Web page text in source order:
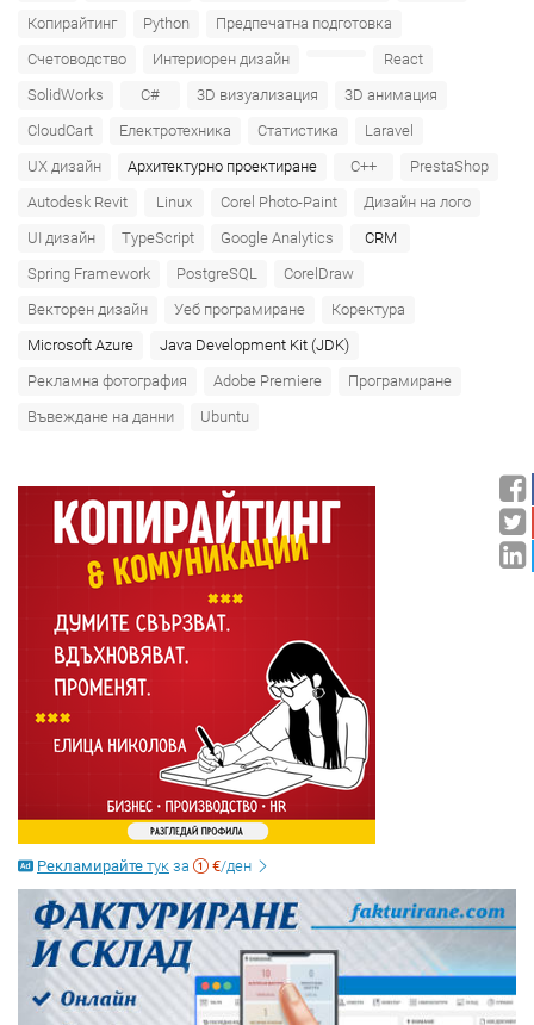
Копирайтинг
Python
Предпечатна подготовка
Счетоводство
Интериорен дизайн
React
SolidWorks
C# 3D визуализация
3D анимация
CloudCart
Електротехника Статистика
Laravel
UX дизайн
Архитектурно проектиране C++
PrestaShop
Autodesk Revit
Linux Corel Photo-Paint
Дизайн на лого
UI дизайн
TypeScript Google Analytics
CRM
Spring Framework
PostgreSQL
CorelDraw
Векторен дизайн
Уеб програмиране
Коректура
Microsoft Azure‎
Java Development Kit (JDK)
Рекламна фотография
Adobe Premiere
Програмиране
Въвеждане на данни
Ubuntu
Рекламирайте тук за €/ден